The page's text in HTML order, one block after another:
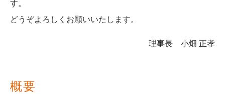
す。
どうぞよろしくお願いいたします。
理事長 小畑 正孝
概要